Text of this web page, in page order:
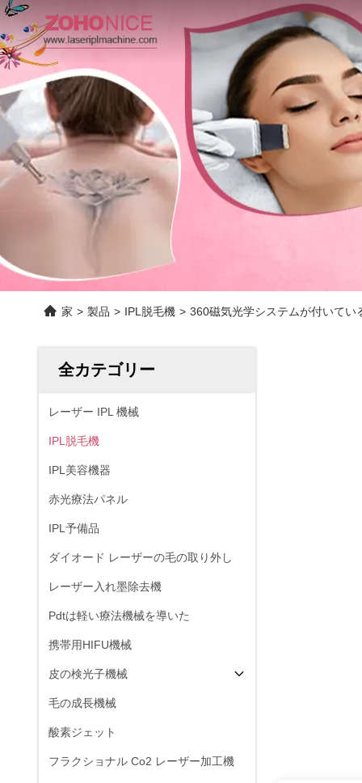
家 > 製品 > IPL脱毛機 > 360磁気光学システムが付いて
全カテゴリー
レーザー IPL 機械
IPL脱毛機
IPL美容機器
赤光療法パネル
IPL予備品
ダイオード レーザーの毛の取り外し
レーザー入れ墨除去機
Pdtは軽い療法機械を導いた
携帯用HIFU機械
皮の検光子機械
毛の成長機械
酸素ジェット
フラクショナル Co2 レーザー加工機